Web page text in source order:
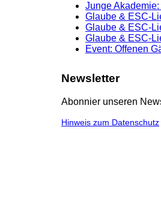
Junge
Glaube & ESC-
Glaube & ESC-
Glaube & ESC-
Event: Offenen
Newsletter
Abonnier unseren
Hinweis zum Datenschutz